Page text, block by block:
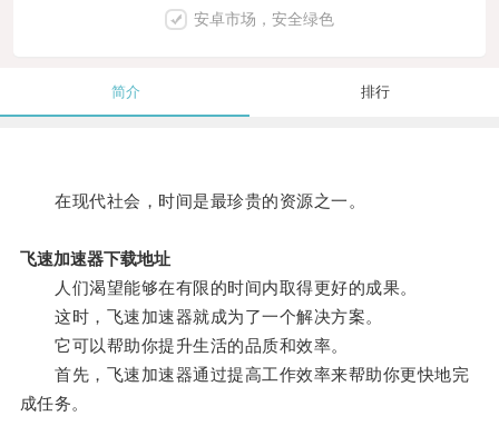
安卓市场，安全绿色
简介 排行
在现代社会，时间是最珍贵的资源之一。
飞速加速器下载地址
人们渴望能够在有限的时间内取得更好的成果。
这时，飞速加速器就成为了一个解决方案。
它可以帮助你提升生活的品质和效率。
首先，飞速加速器通过提高工作效率来帮助你更快地完
成任务。